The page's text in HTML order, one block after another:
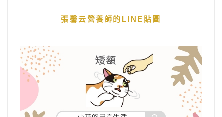
張馨云營養師的LINE貼圖